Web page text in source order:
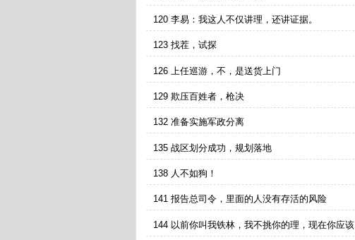
120 李易：我这人不仅讲理，还讲证据。
123 找茬，试探
126 上任巡游，不，是送货上门
129 欺压百姓者，枪决
132 准备实施军政分离
135 战区划分成功，规划落地
138 人不如狗！
141 报告总司令，里面的人没有存活的风险
144 以前你叫我铁林，我不挑你的理，现在你应该